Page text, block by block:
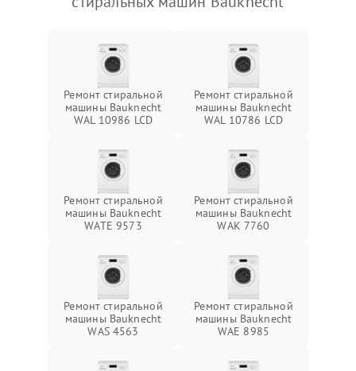
Ремонт стиральной
машины Bauknecht
WAL 10986 LCD
Ремонт стиральной
машины Bauknecht
WAL 10786 LCD
Ремонт стиральной
машины Bauknecht
WATE 9573
Ремонт стиральной
машины Bauknecht
WAK 7760
Ремонт стиральной
машины Bauknecht
WAS 4563
Ремонт стиральной
машины Bauknecht
WAE 8985